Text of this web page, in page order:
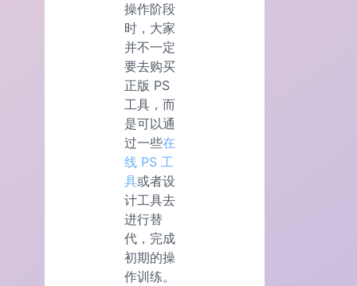
操作阶段
时，大家
并不一定
要去购买
正版 PS
工具，而
是可以通
过一些在
线 PS 工
具或者设
计工具去
进行替
代，完成
初期的操
作训练。